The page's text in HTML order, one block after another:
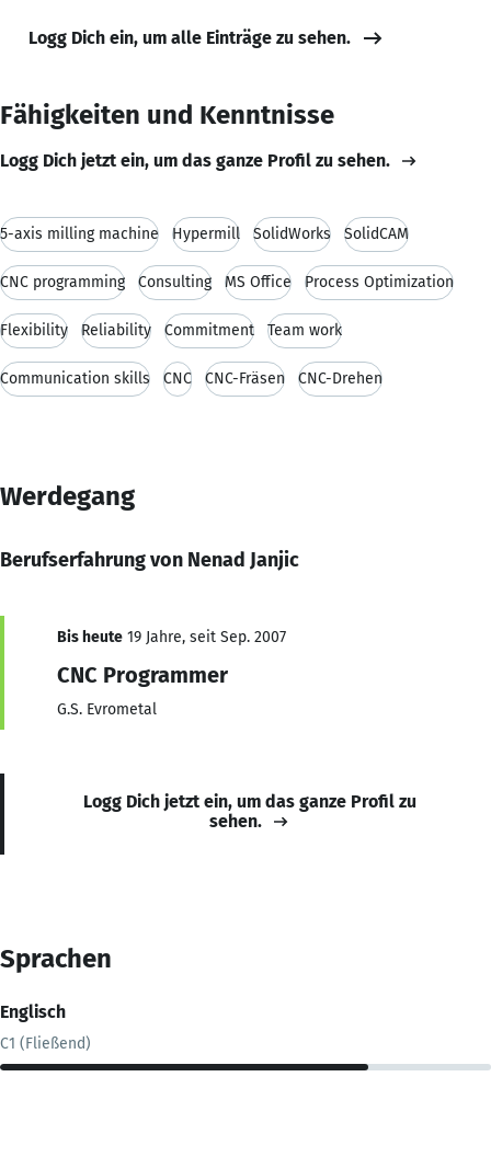
Logg Dich ein, um alle Einträge zu sehen.
Fähigkeiten und Kenntnisse
Logg Dich jetzt ein, um das ganze Profil zu sehen.
5-axis milling machine Hypermill SolidWorks SolidCAM
CNC programming Consulting MS Office Process Optimization
Flexibility Reliability Commitment Team work
Communication skills CNC CNC-Fräsen CNC-Drehen
Werdegang
Berufserfahrung von Nenad Janjic
Bis heute 19 Jahre, seit Sep. 2007
CNC Programmer
G.S. Evrometal
Logg Dich jetzt ein, um das ganze Profil zu
sehen.
Sprachen
Englisch
C1 (Fließend)